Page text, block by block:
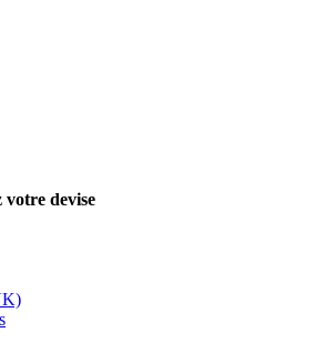
votre devise